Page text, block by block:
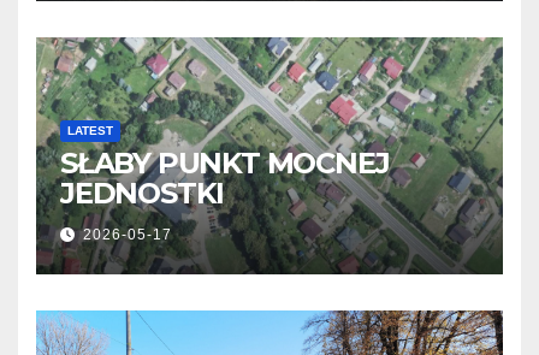
LATEST
SŁABY PUNKT MOCNEJ
JEDNOSTKI
2026-05-17